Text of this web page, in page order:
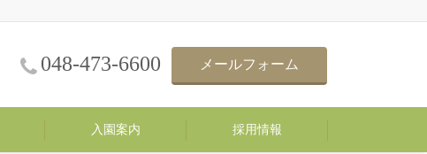
048-473-6600 メールフォーム
入園案内 採用情報